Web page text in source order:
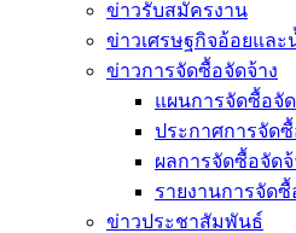
ข่าวรับสมัครงาน
ข่าวเศรษฐกิจอ้อยและ
ข่าวการจัดซื้อจัดจ้าง
แผนการจัดซื้อจัด
ประกาศการจัดซื้
ผลการจัดซื้อจัดจ้
รายงานการจัดซื้
ข่าวประชาสัมพันธ์